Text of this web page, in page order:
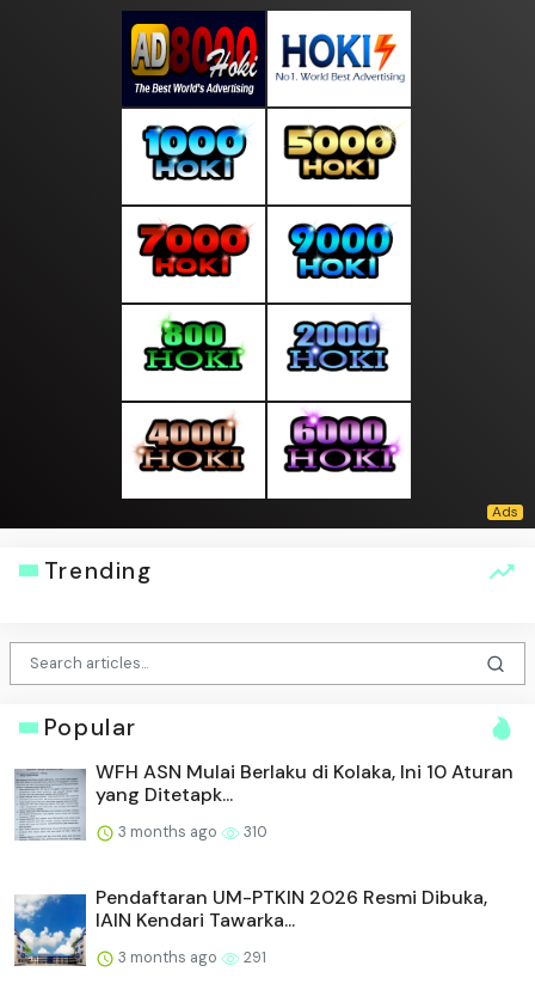
Trending
Popular
WFH ASN Mulai Berlaku di Kolaka, Ini 10 Aturan
yang Ditetapk...
3 months ago 310
Pendaftaran UM-PTKIN 2026 Resmi Dibuka,
IAIN Kendari Tawarka...
3 months ago 291